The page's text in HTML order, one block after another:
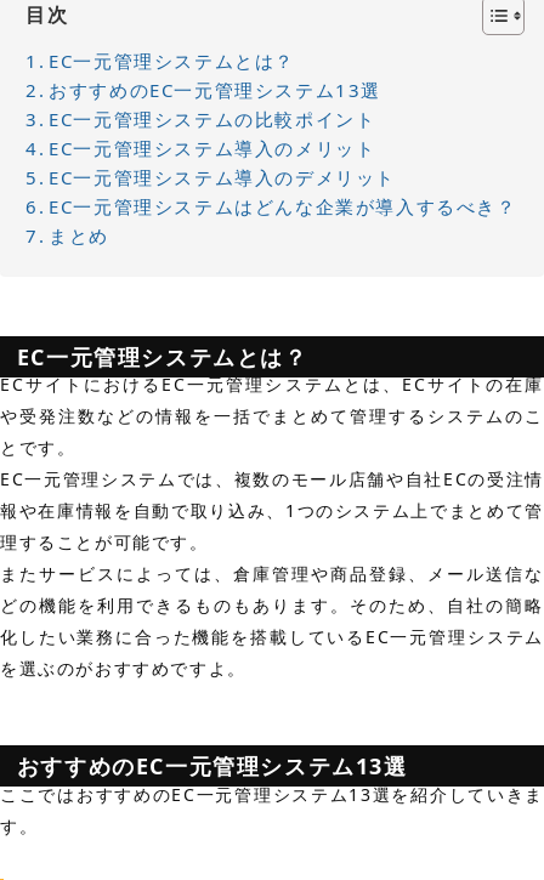
目次
EC一元管理システムとは？
おすすめのEC一元管理システム13選
EC一元管理システムの比較ポイント
EC一元管理システム導入のメリット
EC一元管理システム導入のデメリット
EC一元管理システムはどんな企業が導入するべき？
まとめ
EC一元管理システムとは？
ECサイトにおけるEC一元管理システムとは、ECサイトの在庫
や受発注数などの情報を一括でまとめて管理するシステムのこ
とです。
EC一元管理システムでは、複数のモール店舗や自社ECの受注情
報や在庫情報を自動で取り込み、1つのシステム上でまとめて管
理することが可能です。
またサービスによっては、倉庫管理や商品登録、メール送信な
どの機能を利用できるものもあります。そのため、自社の簡略
化したい業務に合った機能を搭載しているEC一元管理システム
を選ぶのがおすすめですよ。
おすすめのEC一元管理システム13選
ここではおすすめのEC一元管理システム13選を紹介していきま
す。